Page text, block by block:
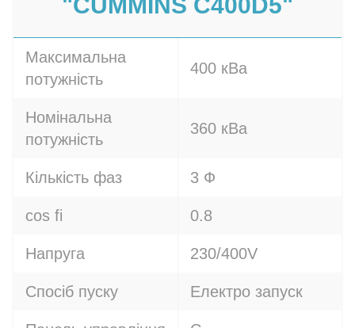
Максимальна
потужність
400 кВа
Номінальна
потужність
360 кВа
Кількість фаз 3 Ф
cos fi 0.8
Напруга 230/400V
Спосіб пуску Електро запуск